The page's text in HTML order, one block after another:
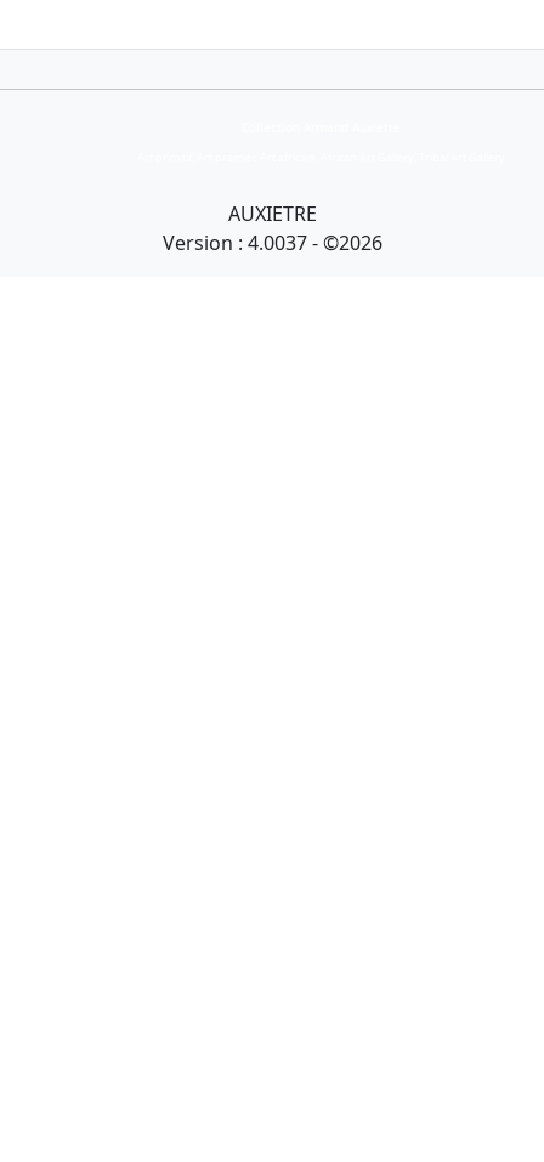
AUXIETRE
Version : 4.0037 - ©2026